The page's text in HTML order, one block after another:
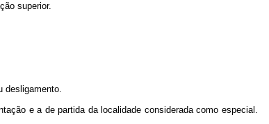
superior.
desligamento.
e a de partida da localidade considerada como especial.